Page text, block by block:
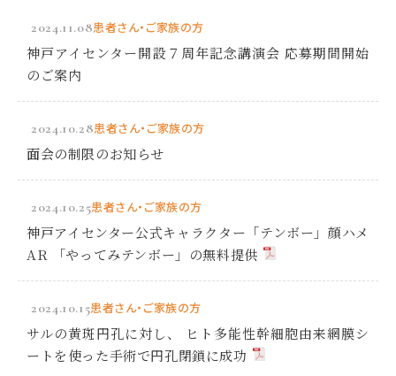
2024.11.08患者さん・ご家族の方
神戸アイセンター開設７周年記念講演会 応募期間開始
のご案内
2024.10.28患者さん・ご家族の方
面会の制限のお知らせ
2024.10.25患者さん・ご家族の方
神戸アイセンター公式キャラクター「テンボー」顔ハメ
AR 「やってみテンボー」の無料提供
2024.10.15患者さん・ご家族の方
サルの黄斑円孔に対し、 ヒト多能性幹細胞由来網膜シ
ートを使った手術で円孔閉鎖に成功